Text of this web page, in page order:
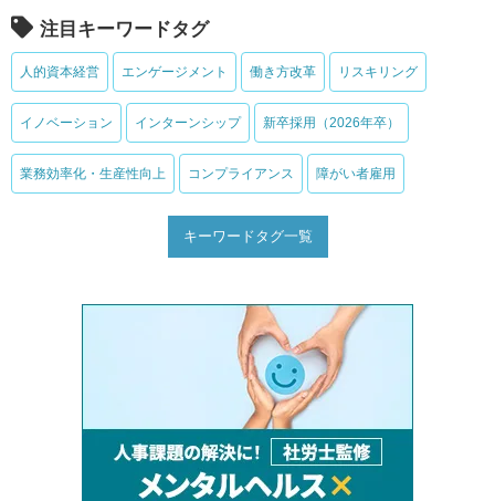
注目キーワードタグ
人的資本経営 エンゲージメント 働き方改革 リスキリング
イノベーション インターンシップ 新卒採用（2026年卒）
業務効率化・生産性向上 コンプライアンス 障がい者雇用
キーワードタグ一覧